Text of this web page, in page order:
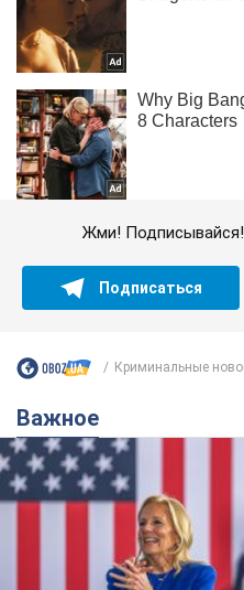
Жми!
Подписаться
Криминальные
Важное